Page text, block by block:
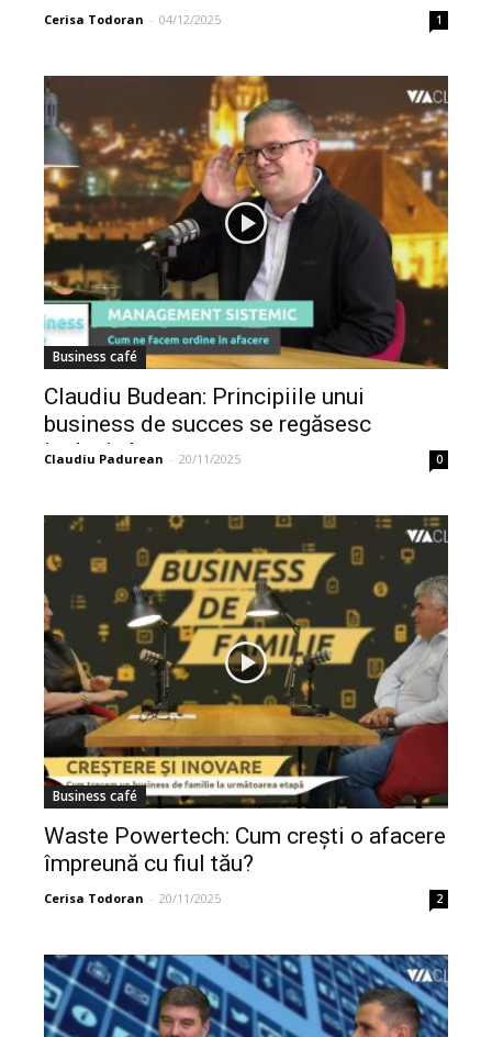
Cerisa Todoran - 04/12/2025 1
Business café
Claudiu Budean: Principiile unui
business de succes se regăsesc
inclusiv în...
Claudiu Padurean - 20/11/2025 0
Business café
Waste Powertech: Cum crești o afacere
împreună cu fiul tău?
Cerisa Todoran - 20/11/2025 2